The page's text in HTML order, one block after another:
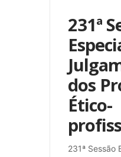
231ª
dos
Ético-
231ª Sessão